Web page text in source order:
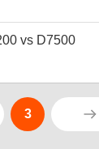
vs D7500
3